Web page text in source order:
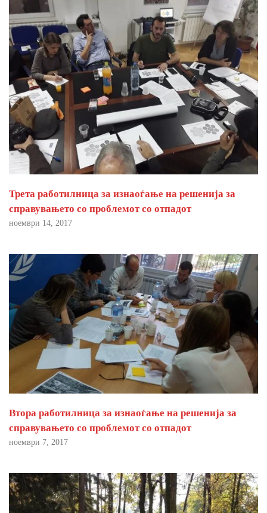
Трета работилница за изнаоѓање на решенија за
справувањето со проблемот со отпадот
ноември 14, 2017
Втора работилница за изнаоѓање на решенија за
справувањето со проблемот со отпадот
ноември 7, 2017